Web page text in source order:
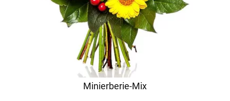
Minierberie-Mix